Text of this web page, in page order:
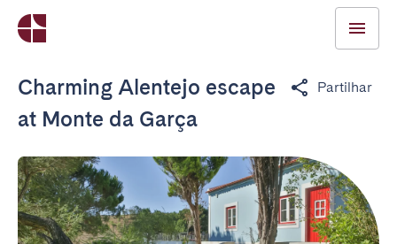
Charming Alentejo escape
at Monte da Garça
Partilhar